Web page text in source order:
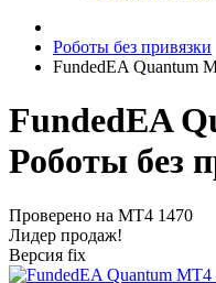
Роботы без привязки
FundedEA Quantum
FundedEA
Роботы без
Проверено на МТ4 1470
Лидер продаж!
Версия fix